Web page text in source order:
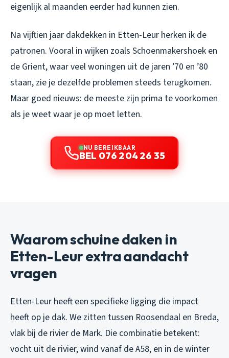
eigenlijk al maanden eerder had kunnen zien.
Na vijftien jaar dakdekken in Etten-Leur herken ik de
patronen. Vooral in wijken zoals Schoenmakershoek en
de Grient, waar veel woningen uit de jaren ’70 en ’80
staan, zie je dezelfde problemen steeds terugkomen.
Maar goed nieuws: de meeste zijn prima te voorkomen
als je weet waar je op moet letten.
NU BEREIKBAAR
BEL 076 204 26 35
Waarom schuine daken in
Etten-Leur extra aandacht
vragen
Etten-Leur heeft een specifieke ligging die impact
heeft op je dak. We zitten tussen Roosendaal en Breda,
vlak bij de rivier de Mark. Die combinatie betekent:
vocht uit de rivier, wind vanaf de A58, en in de winter